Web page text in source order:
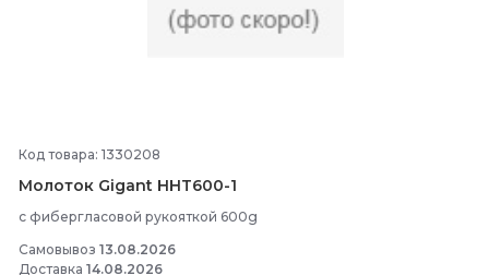
Код товара: 1330208
Молоток Gigant HHT600-1
с фибергласовой рукояткой 600g
Самовывоз 13.08.2026
Доставка 14.08.2026